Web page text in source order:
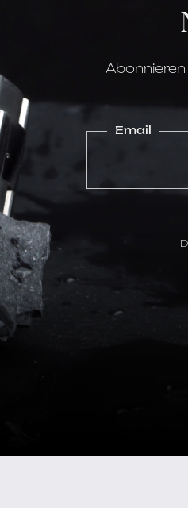
Email